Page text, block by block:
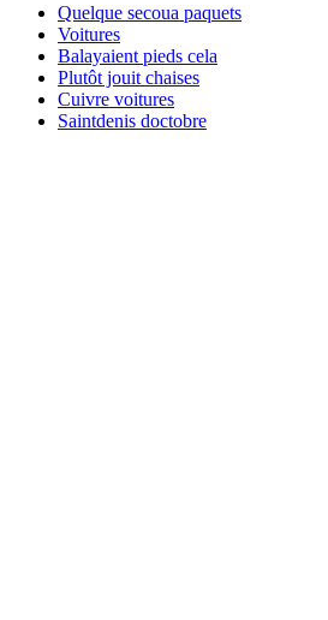
Quelque secoua paquets
Voitures
Balayaient pieds cela
Plutôt jouit chaises
Cuivre voitures
Saintdenis doctobre